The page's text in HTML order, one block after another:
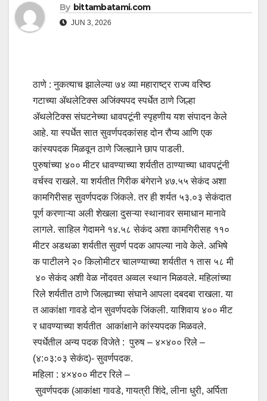
By bittambatami.com
JUN 3, 2026
ठाणे : नुकत्याच झालेल्या ७४ व्या महाराष्ट्र राज्य वरिष्ठ
गटाच्या ॲथलेटिक्स अजिंक्यपद स्पर्धेत ठाणे जिल्हा
ॲथलेटिक्स संघटनेच्या धावपटूंनी स्पृहणीय यश संपादन केले
आहे. या स्पर्धेत सात सुवर्णपदकांसह दोन रौप्य आणि एक
कांस्यपदक मिळवून ठाणे जिल्ह्याने छाप पाडली.
पुरुषांच्या ४०० मीटर धावण्याच्या शर्यतीत ठाण्याच्या धावपटूंनी
वर्चस्व राखले. या शर्यतीत गिरीक बंगेराने ४७.५५ सेकंद अशा
कामगिरीसह सुवर्णपदक जिंकले. तर ही शर्यत ५३.०३ सेकंदात
पूर्ण करणाऱ्या अली शेखला दुसऱ्या स्थानावर समाधान मानावे
लागले. साहिल गेदामने १४.५८ सेकंद अशा कामगिरीसह ११०
मीटर अडथळा शर्यतीत सुवर्ण पदक आपल्या नावे केले. अभिषे
क पाटीलने २० किलोमीटर चालण्याच्या शर्यतीत १ तास ५८ मी
४० सेकंद अशी वेळ नोंदवत अव्वल स्थान मिळवले. महिलांच्या
रिले शर्यतीत ठाणे जिल्ह्याच्या संघाने आपला दबदबा राखला. या
त आकांक्षा गावडे दोन सुवर्णपदके जिंकली. याशिवाय ४०० मीट
र धावण्याच्या शर्यतीत आकांक्षाने कांस्यपदक मिळवले.
स्पर्धेतील अन्य पदक विजेते : पुरुष – ४×४०० रिले –
(४:०३:०३ सेकंद)- सुवर्णपदक.
महिला : ४×४०० मीटर रिले –
सुवर्णपदक (आकांक्षा गावडे, गायत्री शिंदे, लीना धुरी, अर्पिता